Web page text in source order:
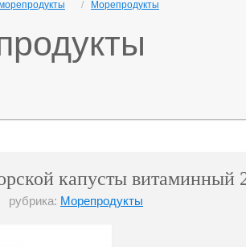
/ Морепродукты
капусты витаминный
рубрика: Морепродукты